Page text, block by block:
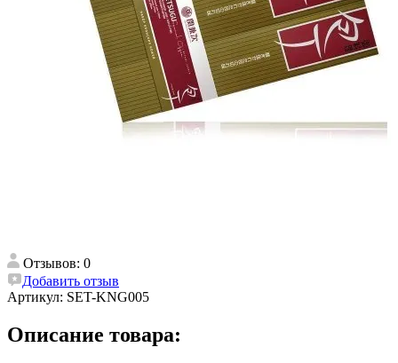
Отзывов: 0
Добавить отзыв
Артикул: SET-KNG005
Описание товара: